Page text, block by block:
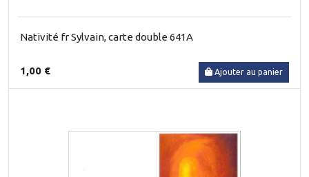
Nativité fr Sylvain, carte double 641A
1,00 € Ajouter au panier